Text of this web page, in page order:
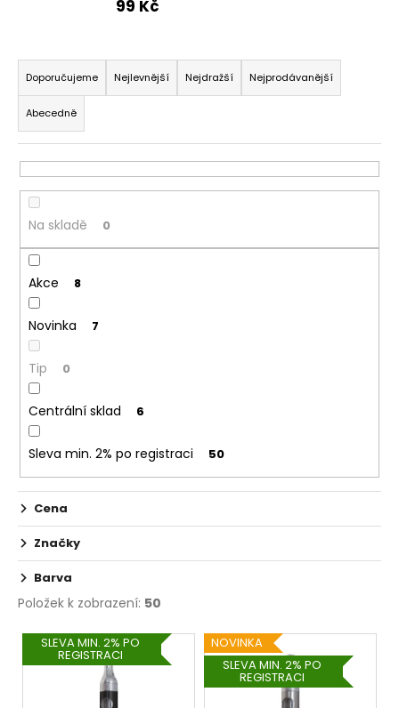
99 Kč
Ř
a
z
e
n
í
p
o
d
u
k
ů
Doporučujeme Nejlevnější Nejdražší Nejprodávanější
Abecedně
Na skladě 0
Akce 8
Novinka 7
Tip 0
Centrální sklad 6
Sleva min. 2% po registraci 50
Cena
Značky
Barva
Položek k zobrazení: 50
V
ý
SLEVA MIN. 2% PO
REGISTRACI
NOVINKA
SLEVA MIN. 2% PO
REGISTRACI
D
o
p
o
u
u
m
DESERT
SHIP
10ML
6MG
155
Kč
Původně:
195